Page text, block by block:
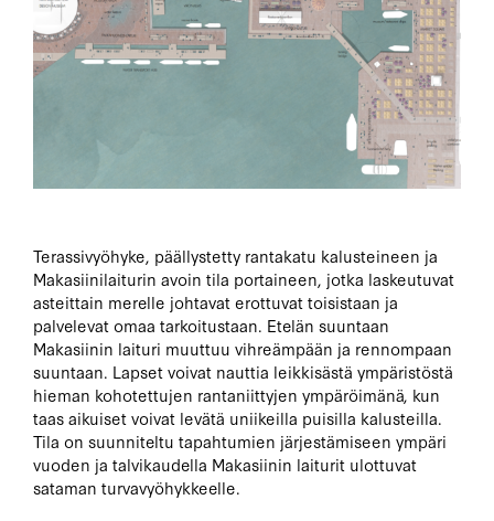
Terassivyöhyke, päällystetty rantakatu kalusteineen ja
Makasiinilaiturin avoin tila portaineen, jotka laskeutuvat
asteittain merelle johtavat erottuvat toisistaan ​​ja
palvelevat omaa tarkoitustaan. Etelän suuntaan
Makasiinin laituri muuttuu vihreämpään ja rennompaan
suuntaan. Lapset voivat nauttia leikkisästä ympäristöstä
hieman kohotettujen rantaniittyjen ympäröimänä, kun
taas aikuiset voivat levätä uniikeilla puisilla kalusteilla.
Tila on suunniteltu tapahtumien järjestämiseen ympäri
vuoden ja talvikaudella Makasiinin laiturit ulottuvat
sataman turvavyöhykkeelle.